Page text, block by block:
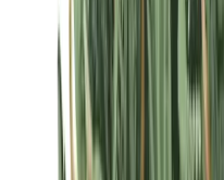
Strains